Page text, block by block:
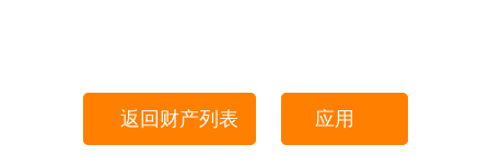
返回财产列表 应用